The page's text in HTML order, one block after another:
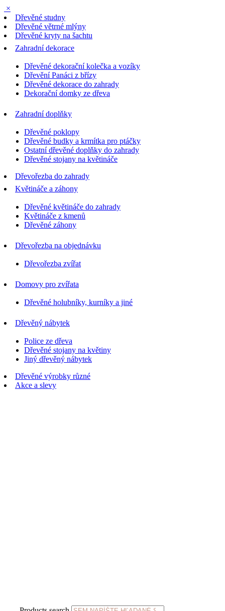
×
Dřevěné studny
Dřevěné větrné mlýny
Dřevěné kryty na šachtu
Zahradní dekorace
Dřevěné dekorační kolečka a vozíky
Dřevění Panáci z břízy
Dřevěné dekorace do zahrady
Dekorační domky ze dřeva
Zahradní doplňky
Dřevěné poklopy
Dřevěné budky a krmítka pro ptáčky
Ostatní dřevěné doplňky do zahrady
Dřevěné stojany na květináče
Dřevořezba do zahrady
Květináče a záhony
Dřevěné květináče do zahrady
Květináče z kmenů
Dřevěné záhony
Dřevořezba na objednávku
Dřevořezba zvířat
Domovy pro zvířata
Dřevěné holubníky, kurníky a jiné
Dřevěný nábytek
Police ze dřeva
Dřevěné stojany na květiny
Jiný dřevěný nábytek
Dřevěné výrobky různé
Akce a slevy